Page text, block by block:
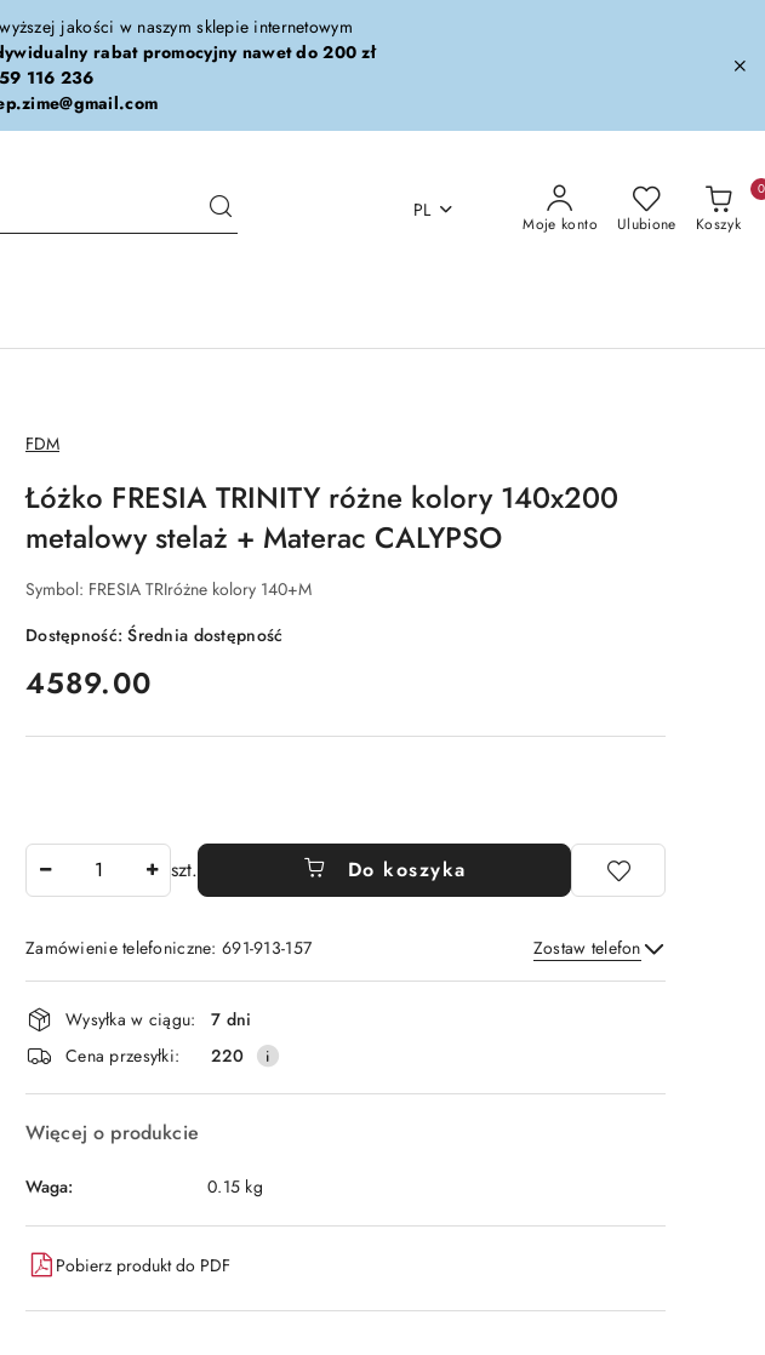
jakości w naszym sklepie internetowym
rabat promocyjny nawet do 200 zł
116 236
PL
Moje konto Ulubione Koszyk
0
NAZWA
PRODUCENTA:
FDM
Łóżko FRESIA TRINITY różne kolory 140x200
metalowy stelaż + Materac CALYPSO
Symbol: FRESIA TRIróżne kolory 140+M
Dostępność:Średnia dostępność
cena:
4589.00
szt. Do koszyka
Zamówienie telefoniczne: 691-913-157 Zostaw telefon
Wyślij
Dostępność
i
dostawa
Wysyłka w ciągu:
7 dni
Cena przesyłki:
220
Więcej o produkcie
Waga: 0.15 kg
Pobierz produkt do PDF